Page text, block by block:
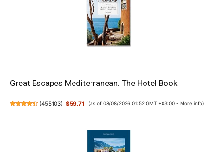
Great Escapes Mediterranean. The Hotel Book
(455103) $59.71 (as of 08/08/2026 01:52 GMT +03:00 - More info)